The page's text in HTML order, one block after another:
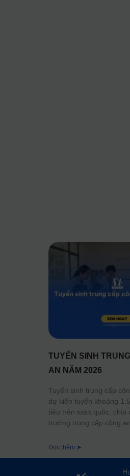
TUYỂN SINH
AN NĂM 2026
Tuyển sinh trung cấp
dự kiến tuyển khoảng
tiêu trên toàn quốc, chia
trường trung cấp công
Đọc thêm ➤